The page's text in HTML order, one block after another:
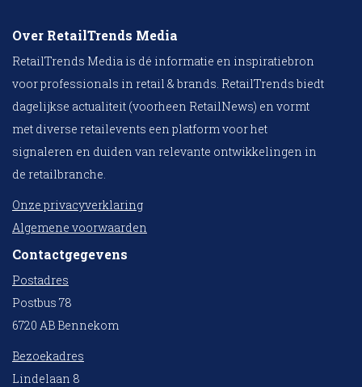
Over RetailTrends Media
RetailTrends Media is dé informatie en inspiratiebron
voor professionals in retail & brands. RetailTrends biedt
dagelijkse actualiteit (voorheen RetailNews) en vormt
met diverse retailevents een platform voor het
signaleren en duiden van relevante ontwikkelingen in
de retailbranche.
Onze privacyverklaring
Algemene voorwaarden
Contactgegevens
Postadres
Postbus 78
6720 AB Bennekom
Bezoekadres
Lindelaan 8